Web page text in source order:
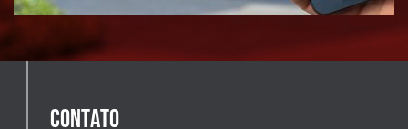
CONTATO